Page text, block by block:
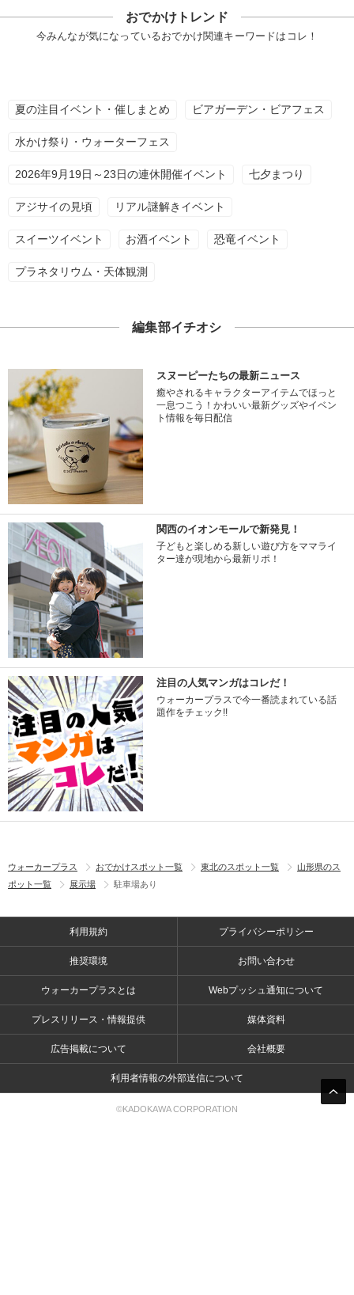
おでかけトレンド
今みんなが気になっているおでかけ関連キーワードはコレ！
夏の注目イベント・催しまとめ ビアガーデン・ビアフェス
水かけ祭り・ウォーターフェス
2026年9月19日～23日の連休開催イベント 七夕まつり
アジサイの見頃 リアル謎解きイベント
スイーツイベント お酒イベント 恐竜イベント
プラネタリウム・天体観測
編集部イチオシ
スヌーピーたちの最新ニュース
癒やされるキャラクターアイテムでほっと
一息つこう！かわいい最新グッズやイベン
ト情報を毎日配信
関西のイオンモールで新発見！
子どもと楽しめる新しい遊び方をママライ
ター達が現地から最新リポ！
注目の人気マンガはコレだ！
ウォーカープラスで今一番読まれている話
題作をチェック!!
ウォーカープラス おでかけスポット一覧 東北のスポット一覧
山形県のス
ポット一覧
展示場 駐車場あり
利用規約 プライバシーポリシー
推奨環境 お問い合わせ
ウォーカープラスとは Webプッシュ通知について
プレスリリース・情報提供 媒体資料
広告掲載について 会社概要
利用者情報の外部送信について
©KADOKAWA CORPORATION